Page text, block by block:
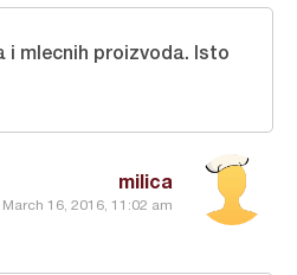
milica
March 16, 2016, 11:02 am
i mlecnih proizvoda. Isto